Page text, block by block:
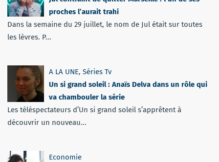
proches l’aurait trahi
Dans la semaine du 29 juillet, le nom de Jul était sur toutes
les lèvres. P...
A LA UNE, Séries Tv
Un si grand soleil : Anaïs Delva dans un rôle qui
va chambouler la série
Les téléspectateurs d’Un si grand soleil s’apprêtent à
découvrir un nouveau...
Economie